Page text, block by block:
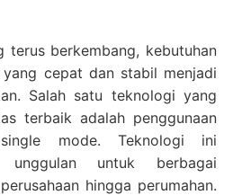
terus berkembang, kebutuhan
cepat dan stabil menjadi
Salah satu teknologi yang
terbaik adalah penggunaan
mode. Teknologi ini
unggulan untuk berbagai
hingga perumahan.